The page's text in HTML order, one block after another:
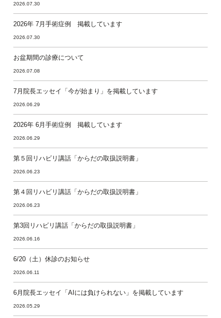
2026.07.30
2026年 7月手術症例 掲載しています
2026.07.30
お盆期間の診療について
2026.07.08
7月院長エッセイ「今が始まり」を掲載しています
2026.06.29
2026年 6月手術症例 掲載しています
2026.06.29
第５回リハビリ講話「からだの取扱説明書」
2026.06.23
第４回リハビリ講話「からだの取扱説明書」
2026.06.23
第3回リハビリ講話「からだの取扱説明書」
2026.06.16
6/20（土）休診のお知らせ
2026.06.11
6月院長エッセイ「AIには負けられない」を掲載しています
2026.05.29